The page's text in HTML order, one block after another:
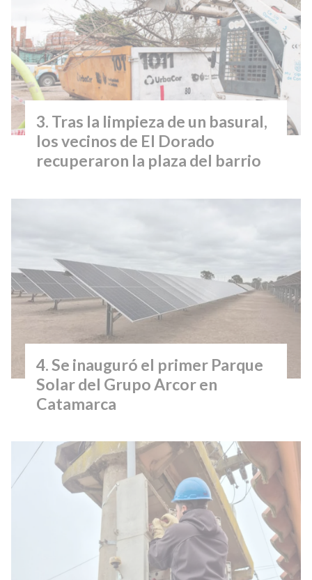
Tras la limpieza de un basural,
los vecinos de El Dorado
recuperaron la plaza del barrio
Se inauguró el primer Parque
Solar del Grupo Arcor en
Catamarca